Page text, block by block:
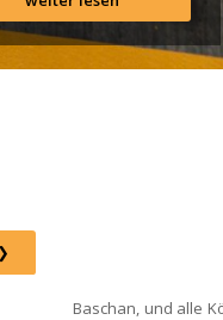
Baschan, und alle